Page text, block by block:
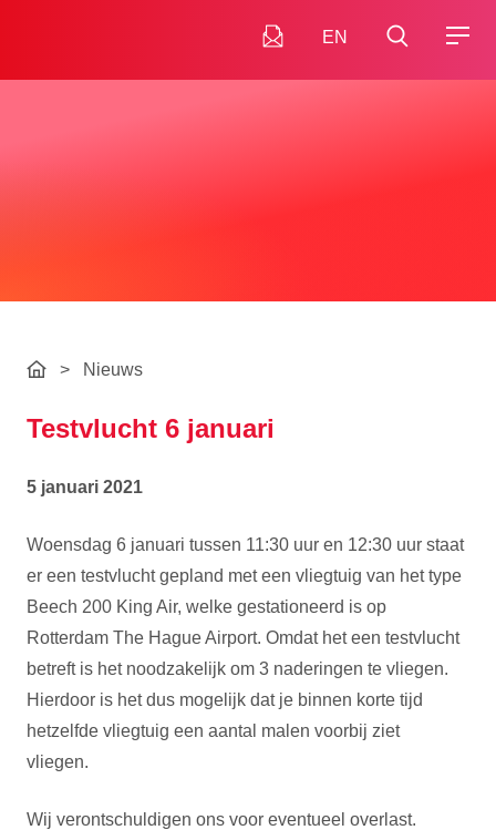
EN
> Nieuws
Testvlucht 6 januari
5 januari 2021
Woensdag 6 januari tussen 11:30 uur en 12:30 uur staat
er een testvlucht gepland met een vliegtuig van het type
Beech 200 King Air, welke gestationeerd is op
Rotterdam The Hague Airport. Omdat het een testvlucht
betreft is het noodzakelijk om 3 naderingen te vliegen.
Hierdoor is het dus mogelijk dat je binnen korte tijd
hetzelfde vliegtuig een aantal malen voorbij ziet
vliegen.
Wij verontschuldigen ons voor eventueel overlast.